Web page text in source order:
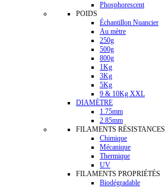
Phosphorescent
POIDS
Échantillon Nuancier
Au mètre
250g
500g
800g
1Kg
3Kg
5Kg
9 & 10Kg XXL
DIAMÈTRE
1.75mm
2.85mm
FILAMENTS RÉSISTANCES
Chimique
Mécanique
Thermique
UV
FILAMENTS PROPRIÉTÉS
Biodégradable